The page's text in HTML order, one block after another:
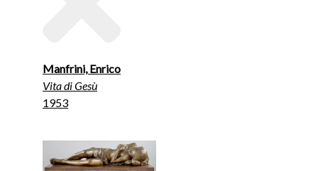
Manfrini, Enrico
Vita di Gesù
1953